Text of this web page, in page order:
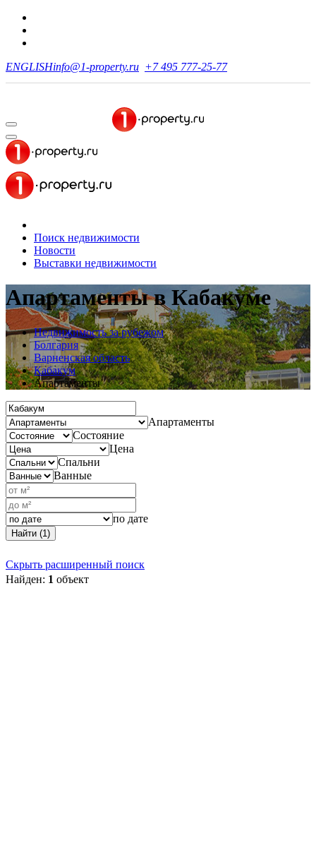
ENGLISHinfo@1-property.ru +7 495 777-25-77
Поиск недвижимости
Новости
Выставки недвижимости
Апартаментыв Кабакуме
Недвижимость за рубежом
Болгария
Варненская область
Кабакум
Апартаменты
Апартаменты
Состояние
Цена
Спальни
Ванные
по дате
Найти (1)
Скрыть расширенный поиск
Найден: 1 объект